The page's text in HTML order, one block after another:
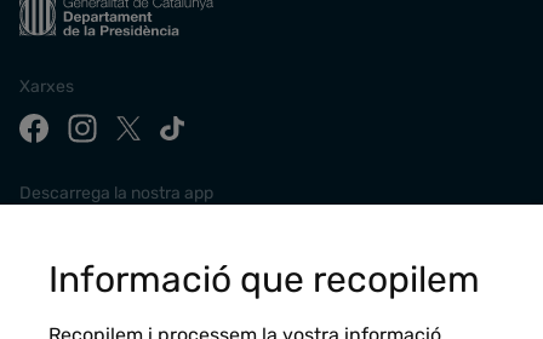
Xarxes
Descarrega la nostra app
Informació que recopilem